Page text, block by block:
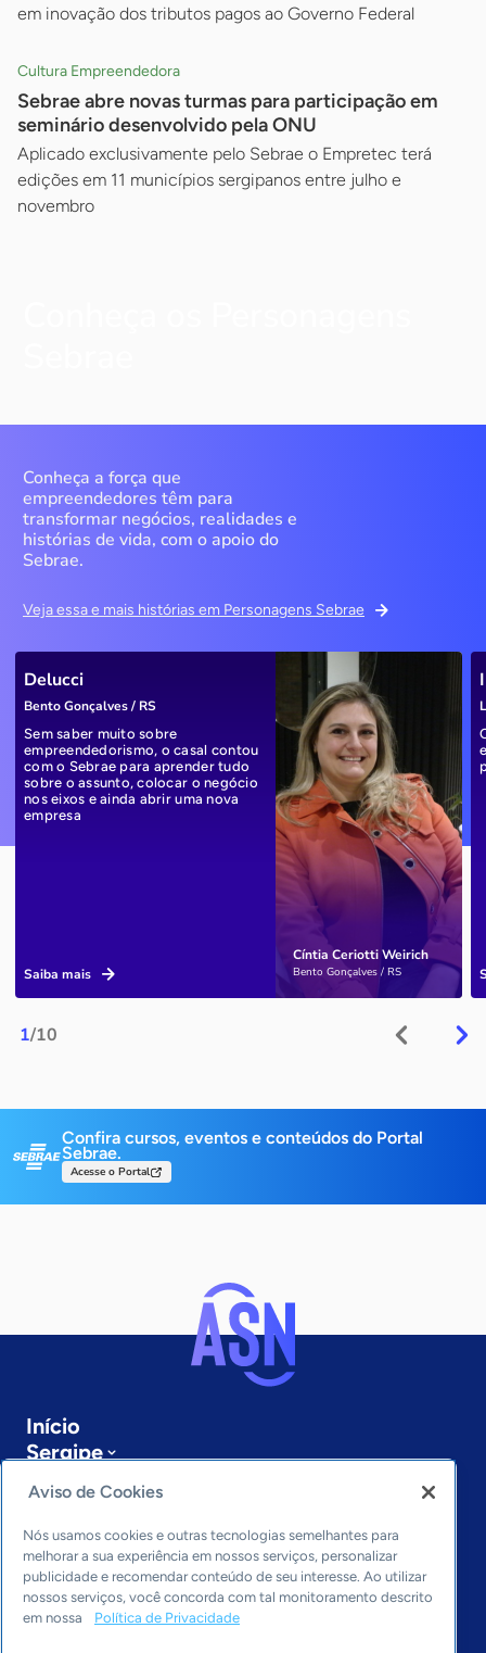
em inovação dos tributos pagos ao Governo Federal
Cultura Empreendedora
Sebrae abre novas turmas para participação em
seminário desenvolvido pela ONU
Aplicado exclusivamente pelo Sebrae o Empretec terá
edições em 11 municípios sergipanos entre julho e
novembro
Conheça a força que
empreendedores têm para
transformar negócios, realidades e
histórias de vida, com o apoio do
Sebrae.
Veja essa e mais histórias em Personagens Sebrae
1/10
Cíntia Ceriotti Weirich
Bento Gonçalves / RS
Delucci
Bento Gonçalves / RS
Sem saber muito sobre
empreendedorismo, o casal contou
com o Sebrae para aprender tudo
sobre o assunto, colocar o negócio
nos eixos e ainda abrir uma nova
empresa
Saiba mais
Confira cursos, eventos e conteúdos do Portal
Sebrae.
Acesse o Portal
Início
Sergipe
Sobre a ASN
Últimas notícias
Entre em contato
Editorias
Economia & Política
Inovação & Tecnologia
Aviso de Cookies
Nós usamos cookies e outras tecnologias semelhantes para
melhorar a sua experiência em nossos serviços, personalizar
publicidade e recomendar conteúdo de seu interesse. Ao utilizar
nossos serviços, você concorda com tal monitoramento descrito
em nossa
Política de Privacidade